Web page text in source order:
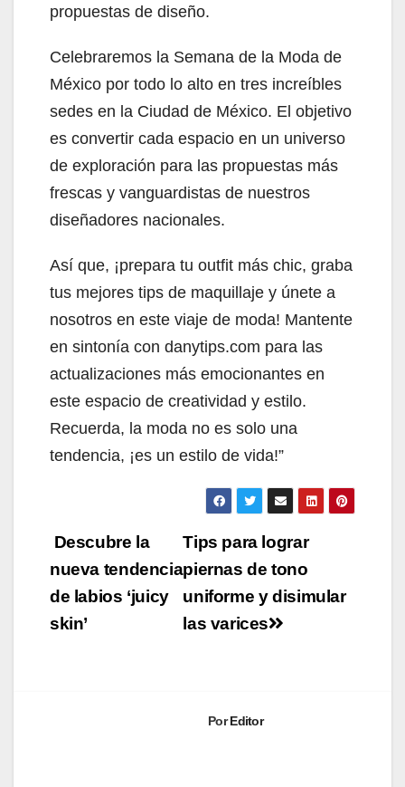
propuestas de diseño.
Celebraremos la Semana de la Moda de
México por todo lo alto en tres increíbles
sedes en la Ciudad de México. El objetivo
es convertir cada espacio en un universo
de exploración para las propuestas más
frescas y vanguardistas de nuestros
diseñadores nacionales.
Así que, ¡prepara tu outfit más chic, graba
tus mejores tips de maquillaje y únete a
nosotros en este viaje de moda! Mantente
en sintonía con danytips.com para las
actualizaciones más emocionantes en
este espacio de creatividad y estilo.
Recuerda, la moda no es solo una
tendencia, ¡es un estilo de vida!”
Navegación
de
entradas
Tips para lograr
piernas de tono
uniforme y disimular
las varices
Descubre la
nueva tendencia
de labios ‘juicy
skin’
PorEditor